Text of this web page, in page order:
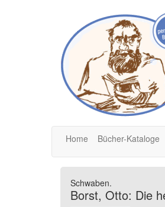
Home Bücher-Kataloge
Schwaben.
Borst, Otto: Die